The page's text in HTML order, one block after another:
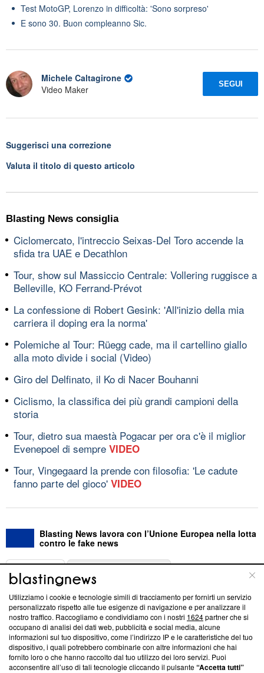
Test MotoGP, Lorenzo in difficoltà: 'Sono sorpreso'
E sono 30. Buon compleanno Sic.
Michele Caltagirone
Video Maker
SEGUI
Suggerisci una correzione
Valuta il titolo di questo articolo
Blasting News consiglia
Ciclomercato, l'intreccio Seixas-Del Toro accende la
sfida tra UAE e Decathlon
Tour, show sul Massiccio Centrale: Vollering ruggisce a
Belleville, KO Ferrand-Prévot
La confessione di Robert Gesink: 'All'inizio della mia
carriera il doping era la norma'
Polemiche al Tour: Rüegg cade, ma il cartellino giallo
alla moto divide i social (Video)
Giro del Delfinato, il Ko di Nacer Bouhanni
Ciclismo, la classifica dei più grandi campioni della
storia
Tour, dietro sua maestà Pogacar per ora c'è il miglior
Evenepoel di sempre VIDEO
Tour, Vingegaard la prende con filosofia: 'Le cadute
fanno parte del gioco' VIDEO
Blasting News lavora con l’Unione Europea nella lotta
contro le fake news
ABOUT
Questa sezione offre informazioni trasparenti su Blasting
News, sui nostri processi editoriali e su come ci impegniamo a
creare news di qualità. Inoltre, afferma la nostra aderenza a
‘Trust Project - News with Integrity’Blasting News non è
ancora membro del programma, ma ha richiesto di farne
parte; Trust Project non ha ancora effettuato una verifica di
Utilizziamo i cookie e tecnologie simili di tracciamento per fornirti un servizio
personalizzato rispetto alle tue esigenze di navigazione e per analizzare il
nostro traffico. Raccogliamo e condividiamo con i nostri 1624partner che si
occupano di analisi dei dati web, pubblicità e social media, alcune
informazioni sul tuo dispositivo, come l’indirizzo IP e le caratteristiche del tuo
dispositivo, i quali potrebbero combinarle con altre informazioni che hai
fornito loro o che hanno raccolto dal tuo utilizzo dei loro servizi. Puoi
acconsentire all’uso di tali tecnologie cliccando il pulsante“Accetta tutti”